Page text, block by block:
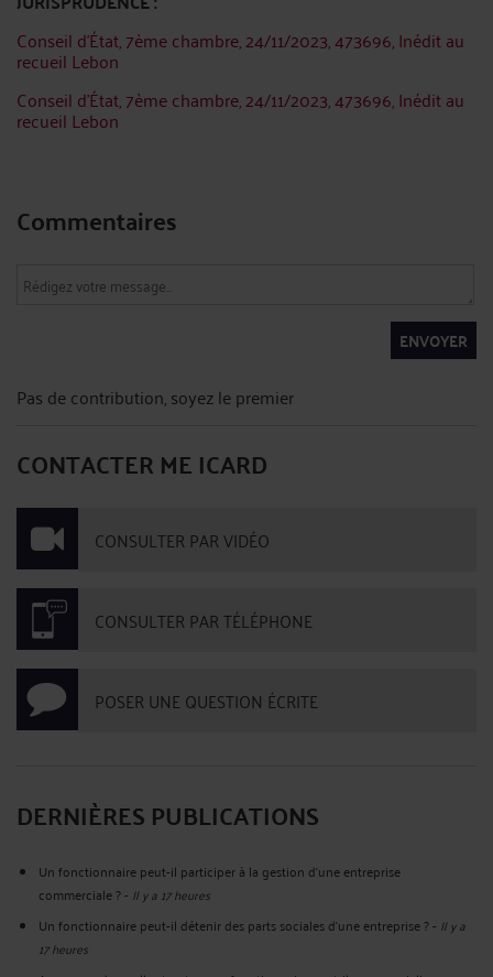
Conseil d'État, 7ème chambre, 24/11/2023, 473696, Inédit au
recueil Lebon
Conseil d'État, 7ème chambre, 24/11/2023, 473696, Inédit au
recueil Lebon
Commentaires
ENVOYER
Pas de contribution, soyez le premier
CONTACTER ME ICARD
CONSULTER PAR VIDÉO
CONSULTER PAR TÉLÉPHONE
POSER UNE QUESTION ÉCRITE
DERNIÈRES PUBLICATIONS
Un fonctionnaire peut-il participer à la gestion d’une entreprise
commerciale ?- Il y a 17 heures
Un fonctionnaire peut-il détenir des parts sociales d’une entreprise ?- Il y a
17 heures